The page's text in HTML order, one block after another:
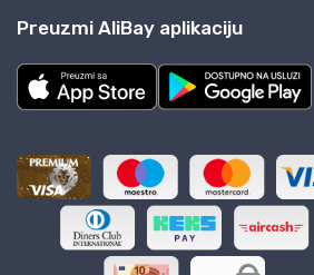
Preuzmi AliBay aplikaciju